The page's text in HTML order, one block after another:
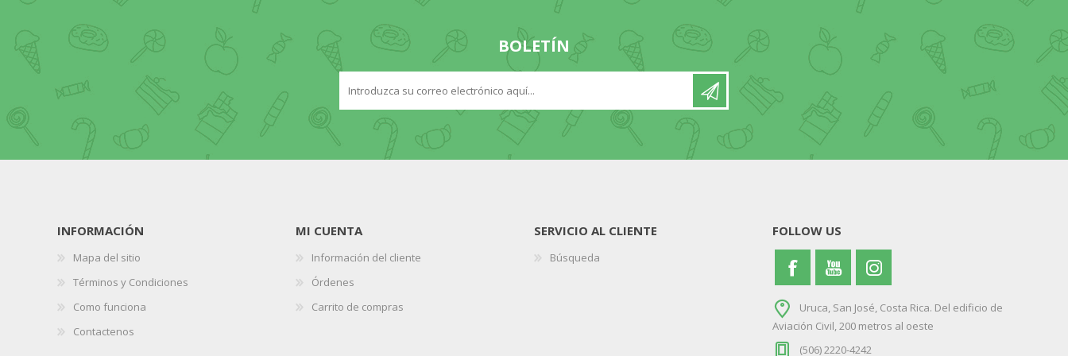
BOLETÍN
INFORMACIÓN
Mapa del sitio
Términos y Condiciones
Como funciona
Contactenos
MI CUENTA
Información del cliente
Órdenes
Carrito de compras
SERVICIO AL CLIENTE
Búsqueda
FOLLOW US
Uruca, San José, Costa Rica. Del edificio de
Aviación Civil, 200 metros al oeste
(506) 2220-4242